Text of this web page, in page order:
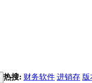
热搜: 财务软件 进销存 版